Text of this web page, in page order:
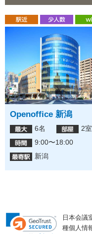
Openoffice 新潟
6名
2室
9:00〜18:00
新潟
日本会議
種個人情